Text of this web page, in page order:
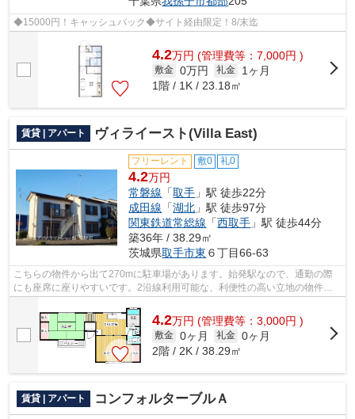
◆15000円！キャッシュバック◆サイト経由限定！8/末迄
4.2万円 (管理費等：7,000円 )
敷金 0万円 礼金
1ヶ月
1階 / 1K / 23.18㎡
賃貸 | アパート ヴィライースト(Villa East)
フリーレント 敷0 礼0
4.2万円
常磐線 「取手 」駅 徒歩22分
成田線 「湖北 」駅 徒歩97分
関東鉄道常総線 「西取手 」駅 徒歩44分
築36年 / 38.29㎡
茨城県取手市東 ６丁目66-63
こちらの物件から出て270mに駐車場があります。始発駅なので、通勤の際
にも座席に座りやすいです。2沿線利用可能な、利便性の高い立地の物件で
4.2万円 (管理費等：3,000円 )
敷金 0ヶ月 礼金 0ヶ月
2階 / 2K / 38.29㎡
賃貸 | アパート コンフォルターブルＡ